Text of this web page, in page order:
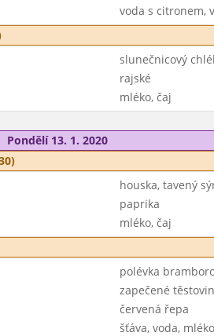
voda s citronem,
slunečnicový
rajské
mléko, čaj
Pondělí 13. 1. 2020
houska, tavený
paprika
mléko, čaj
polévka
zapečené
červená řepa
šťáva, voda, mléko